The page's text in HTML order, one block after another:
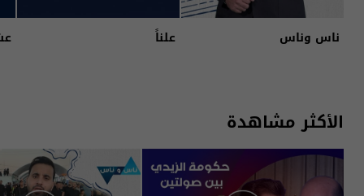
ناس وناس علناً
الأكثر مشاهدة